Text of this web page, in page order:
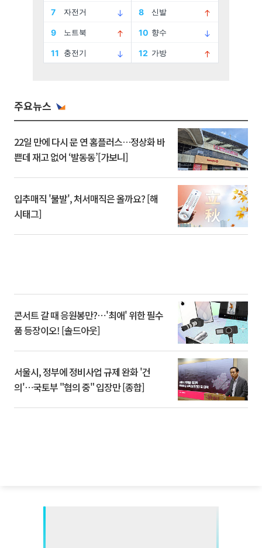
주요뉴스
22일 만에 다시 문 연 홈플러스…정상화 바
쁜데 재고 없어 ‘발동동’[가보니]
입추매직 '불발', 처서매직은 올까요? [해
시태그]
콘서트 갈 때 응원봉만?⋯'최애' 위한 필수
품 등장이오! [솔드아웃]
서울시, 정부에 정비사업 규제 완화 '건
의'⋯국토부 "협의 중" 입장만 [종합]